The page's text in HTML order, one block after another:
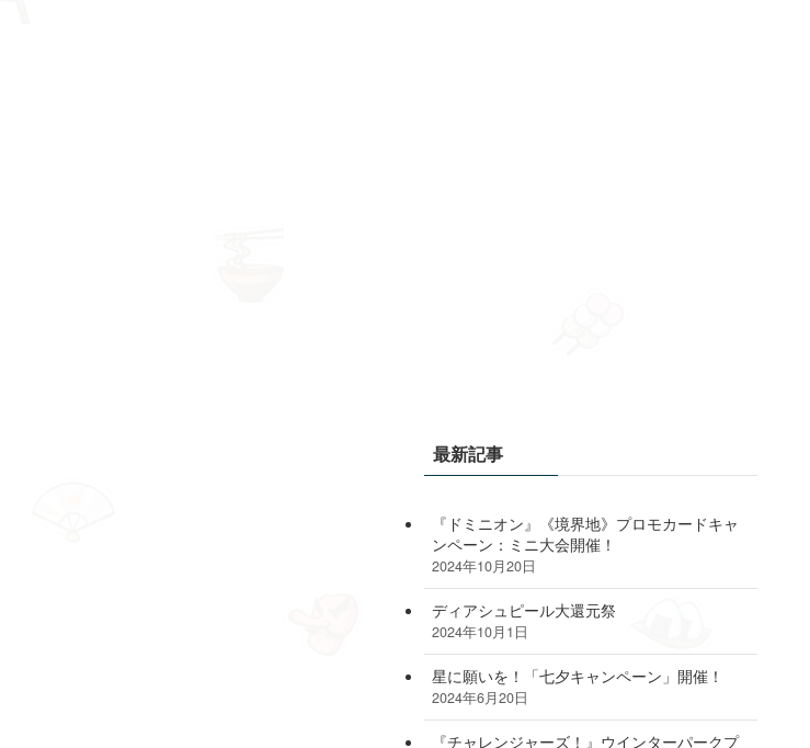
最新記事
『ドミニオン』《境界地》プロモカードキャ
ンペーン：ミニ大会開催！
2024年10月20日
ディアシュピール大還元祭
2024年10月1日
星に願いを！「七夕キャンペーン」開催！
2024年6月20日
『チャレンジャーズ！』ウインターパークプ